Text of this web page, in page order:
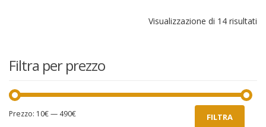
Visualizzazione di 14 risultati
Filtra per prezzo
Prezzo
Prezzo
FILTRA
Prezzo: 10€— 490€